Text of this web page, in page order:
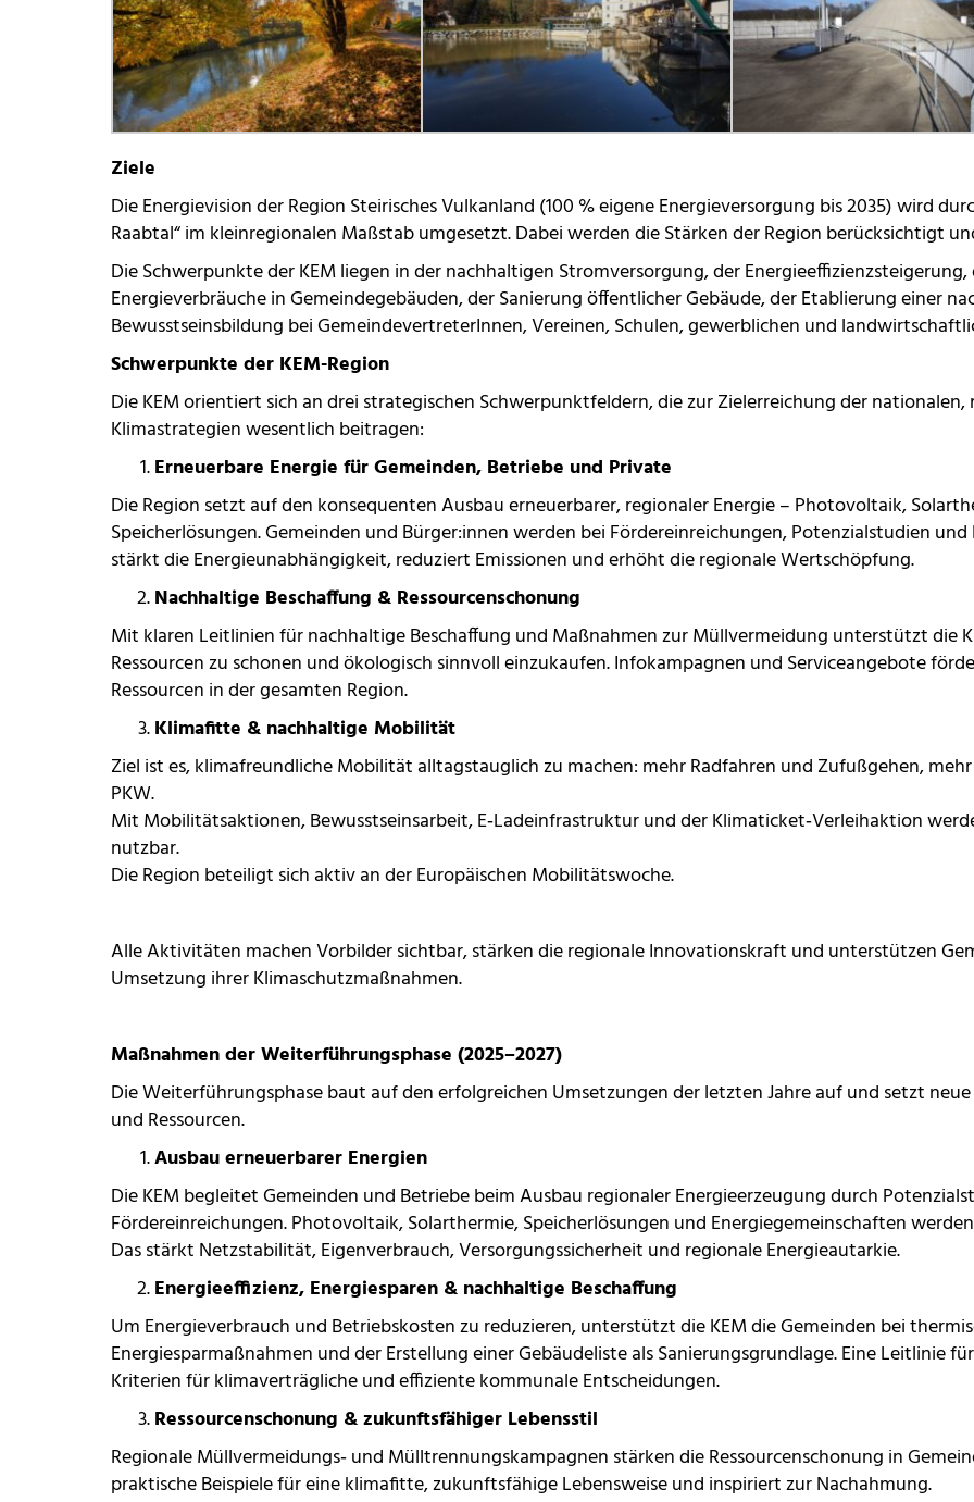
Ziele
Die Energievision der Region Steirisches Vulkanland (100 % eigene Energieversorgung bis 2035) wird
Raabtal“ im kleinregionalen Maßstab umgesetzt. Dabei werden die Stärken der Region berücksichtigt
Die Schwerpunkte der KEM liegen in der nachhaltigen Stromversorgung, der
Energieverbräuche in Gemeindegebäuden, der Sanierung öffentlicher Gebäude, der Etablierung einer
Bewusstseinsbildung bei GemeindevertreterInnen, Vereinen, Schulen, gewerblichen und
Schwerpunkte der KEM-Region
Die KEM orientiert sich an drei strategischen Schwerpunktfeldern, die zur Zielerreichung der
Klimastrategien wesentlich beitragen:
Erneuerbare Energie für Gemeinden, Betriebe und Private
Die Region setzt auf den konsequenten Ausbau erneuerbarer, regionaler Energie – Photovoltaik,
Speicherlösungen. Gemeinden und Bürger:innen werden bei Fördereinreichungen, Potenzialstudien
stärkt die Energieunabhängigkeit, reduziert Emissionen und erhöht die regionale Wertschöpfung.
Nachhaltige Beschaffung & Ressourcenschonung
Mit klaren Leitlinien für nachhaltige Beschaffung und Maßnahmen zur Müllvermeidung unterstützt die
Ressourcen zu schonen und ökologisch sinnvoll einzukaufen. Infokampagnen und Serviceangebote
Ressourcen in der gesamten Region.
Klimafitte & nachhaltige Mobilität
Ziel ist es, klimafreundliche Mobilität alltagstauglich zu machen: mehr Radfahren und Zufußgehen,
PKW.
Mit Mobilitätsaktionen, Bewusstseinsarbeit, E‑Ladeinfrastruktur und der Klimaticket‑Verleihaktion
nutzbar.
Die Region beteiligt sich aktiv an der Europäischen Mobilitätswoche.
Alle Aktivitäten machen Vorbilder sichtbar, stärken die regionale Innovationskraft und unterstützen
Umsetzung ihrer Klimaschutzmaßnahmen.
Maßnahmen der Weiterführungsphase (2025–2027)
Die Weiterführungsphase baut auf den erfolgreichen Umsetzungen der letzten Jahre auf und setzt
und Ressourcen.
Ausbau erneuerbarer Energien
Die KEM begleitet Gemeinden und Betriebe beim Ausbau regionaler Energieerzeugung durch
Fördereinreichungen. Photovoltaik, Solarthermie, Speicherlösungen und Energiegemeinschaften
Das stärkt Netzstabilität, Eigenverbrauch, Versorgungssicherheit und regionale Energieautarkie.
Energieeffizienz, Energiesparen & nachhaltige Beschaffung
Um Energieverbrauch und Betriebskosten zu reduzieren, unterstützt die KEM die Gemeinden bei
Energiesparmaßnahmen und der Erstellung einer Gebäudeliste als Sanierungsgrundlage. Eine Leitlinie
Kriterien für klimaverträgliche und effiziente kommunale Entscheidungen.
Ressourcenschonung & zukunftsfähiger Lebensstil
Regionale Müllvermeidungs‑ und Mülltrennungskampagnen stärken die Ressourcenschonung in
praktische Beispiele für eine klimafitte, zukunftsfähige Lebensweise und inspiriert zur Nachahmung.